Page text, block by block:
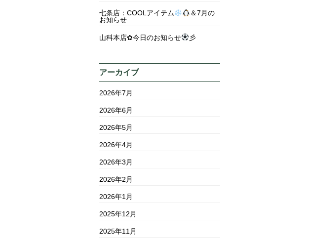
七条店：COOLアイテム
＆7月の
お知らせ
山科本店✿今日のお知らせ 彡
アーカイブ
2026年7月
2026年6月
2026年5月
2026年4月
2026年3月
2026年2月
2026年1月
2025年12月
2025年11月